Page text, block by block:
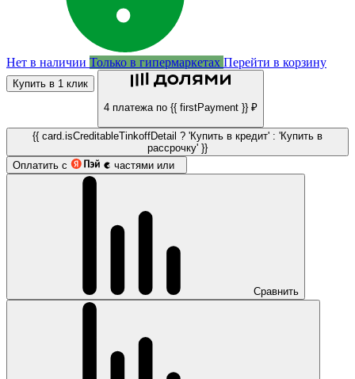
Нет в наличии Только в гипермаркетах Перейти в корзину
Купить в 1 клик
4 платежа по {{ firstPayment }} ₽
{{ card.isCreditableTinkoffDetail ? 'Купить в кредит' : 'Купить в
рассрочку' }}
Оплатить с
частями или
Сравнить